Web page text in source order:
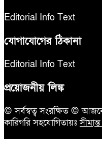
Editorial Info Text
যোগাযোগের ঠিকানা
Editorial Info Text
প্রয়োজনীয় লিঙ্ক
© সর্বস্বত্ব সংরক্ষিত ©
কারিগরি সহযোগিতায়ঃ